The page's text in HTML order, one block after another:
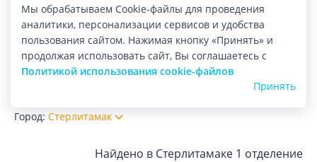
адресов, поиск ближайшего отделения Газпромбанка в
Стерлитамаке по адресу, названию. Часы работы,
телефоны, контактные данные.
Показать весь
Отделения
Банкоматы
Список
Город: Стерлитамак
Найдено в Стерлитамаке 1 отделение
Мы обрабатываем Cookie-файлы для проведения
аналитики, персонализации сервисов и удобства
пользования сайтом. Нажимая кнопку «Принять» и
продолжая использовать сайт, Вы соглашаетесь с
Политикой использования cookie-файлов
Принять